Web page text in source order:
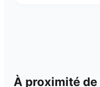
À proximité de